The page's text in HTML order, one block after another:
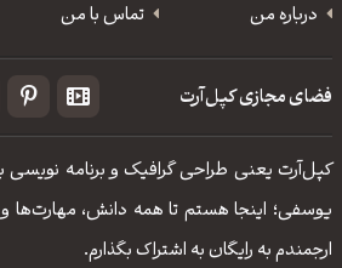
درباره من
تماس با من
فضای مجازی کپل‌آرت
کپل‌آرت یعنی طراحی گرافیک و برنامه
یوسفی؛ اینجا هستم تا همه دانش، مهارت‌‌ها و
ارجمندم به رایگان به اشتراک بگذارم.